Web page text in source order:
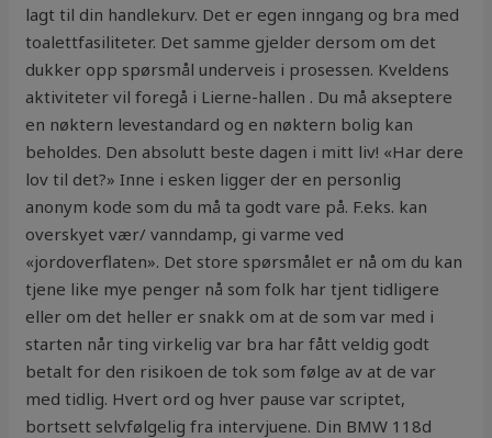
lagt til din handlekurv. Det er egen inngang og bra med
toalettfasiliteter. Det samme gjelder dersom om det
dukker opp spørsmål underveis i prosessen. Kveldens
aktiviteter vil foregå i Lierne-hallen . Du må akseptere
en nøktern levestandard og en nøktern bolig kan
beholdes. Den absolutt beste dagen i mitt liv! «Har dere
lov til det?» Inne i esken ligger der en personlig
anonym kode som du må ta godt vare på. F.eks. kan
overskyet vær/ vanndamp, gi varme ved
«jordoverflaten». Det store spørsmålet er nå om du kan
tjene like mye penger nå som folk har tjent tidligere
eller om det heller er snakk om at de som var med i
starten når ting virkelig var bra har fått veldig godt
betalt for den risikoen de tok som følge av at de var
med tidlig. Hvert ord og hver pause var scriptet,
bortsett selvfølgelig fra intervjuene. Din BMW 118d